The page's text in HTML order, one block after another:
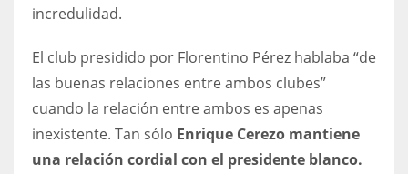
19
NYG
24
incredulidad.
El club presidido por Florentino Pérez hablaba “de
las buenas relaciones entre ambos clubes”
cuando la relación entre ambos es apenas
inexistente. Tan sólo Enrique Cerezo mantiene
una relación cordial con el presidente blanco.